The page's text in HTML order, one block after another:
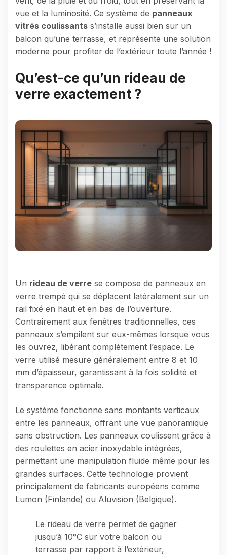
vue et la luminosité. Ce système de panneaux
vitrés coulissants s’installe aussi bien sur un
balcon qu’une terrasse, et représente une solution
moderne pour profiter de l’extérieur toute l’année !
Qu’est-ce qu’un rideau de
verre exactement ?
Un rideau de verre se compose de panneaux en
verre trempé qui se déplacent latéralement sur un
rail fixé en haut et en bas de l’ouverture.
Contrairement aux fenêtres traditionnelles, ces
panneaux s’empilent sur eux-mêmes lorsque vous
les ouvrez, libérant complètement l’espace. Le
verre utilisé mesure généralement entre 8 et 10
mm d’épaisseur, garantissant à la fois solidité et
transparence optimale.
Le système fonctionne sans montants verticaux
entre les panneaux, offrant une vue panoramique
sans obstruction. Les panneaux coulissent grâce à
des roulettes en acier inoxydable intégrées,
permettant une manipulation fluide même pour les
grandes surfaces. Cette technologie provient
principalement de fabricants européens comme
Lumon (Finlande) ou Aluvision (Belgique).
Le rideau de verre permet de gagner
jusqu’à 10°C sur votre balcon ou
terrasse par rapport à l’extérieur,